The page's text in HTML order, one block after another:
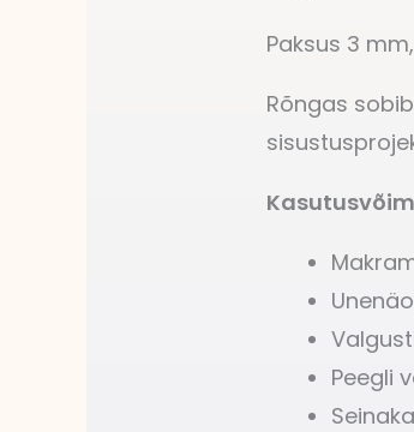
Paksus 3
Rõngas
Peegli